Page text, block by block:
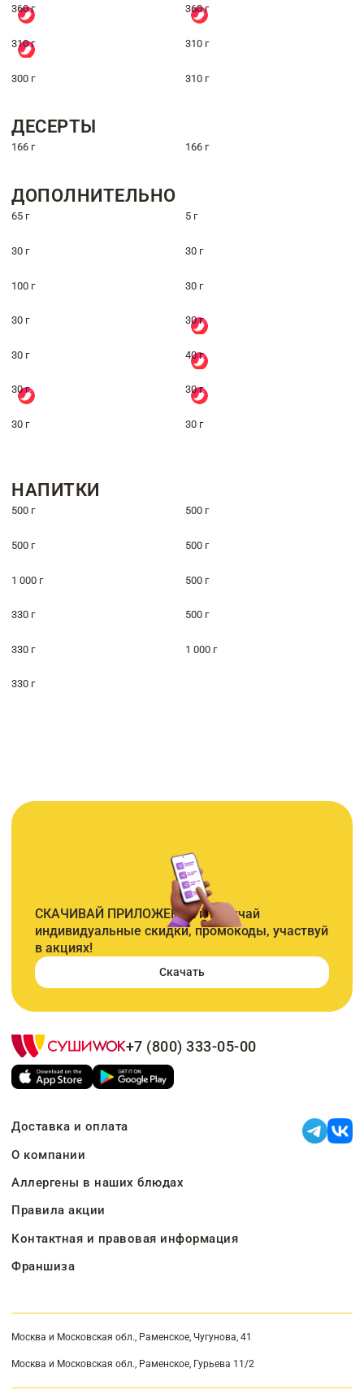
360 г 360 г
310 г 310 г
300 г 310 г
ДЕСЕРТЫ
166 г 166 г
ДОПОЛНИТЕЛЬНО
65 г 5 г
30 г 30 г
100 г 30 г
30 г 30 г
30 г 40 г
30 г 30 г
30 г 30 г
НАПИТКИ
500 г 500 г
500 г 500 г
1 000 г 500 г
330 г 500 г
330 г 1 000 г
330 г
СКАЧИВАЙ ПРИЛОЖЕНИЕ и получай
индивидуальные скидки, промокоды, участвуй
в акциях!
Скачать
+7 (800) 333-05-00
Доставка и оплата
О компании
Аллергены в наших блюдах
Правила акции
Контактная и правовая информация
Франшиза
Москва и Московская обл., Раменское, Чугунова, 41
Москва и Московская обл., Раменское, Гурьева 11/2